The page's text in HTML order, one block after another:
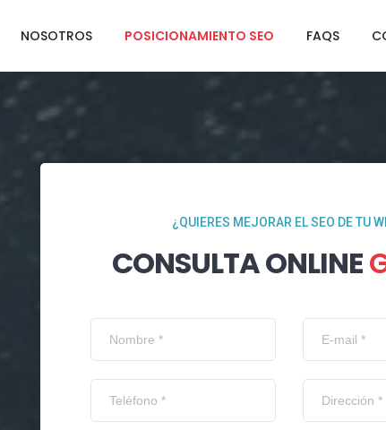
NOSOTROS POSICIONAMIENTO SEO FAQS
¿QUIERES MEJORAR EL SEO DE TU
CONSULTA ONLINE